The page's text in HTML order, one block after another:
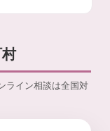
ライン相談は全国対